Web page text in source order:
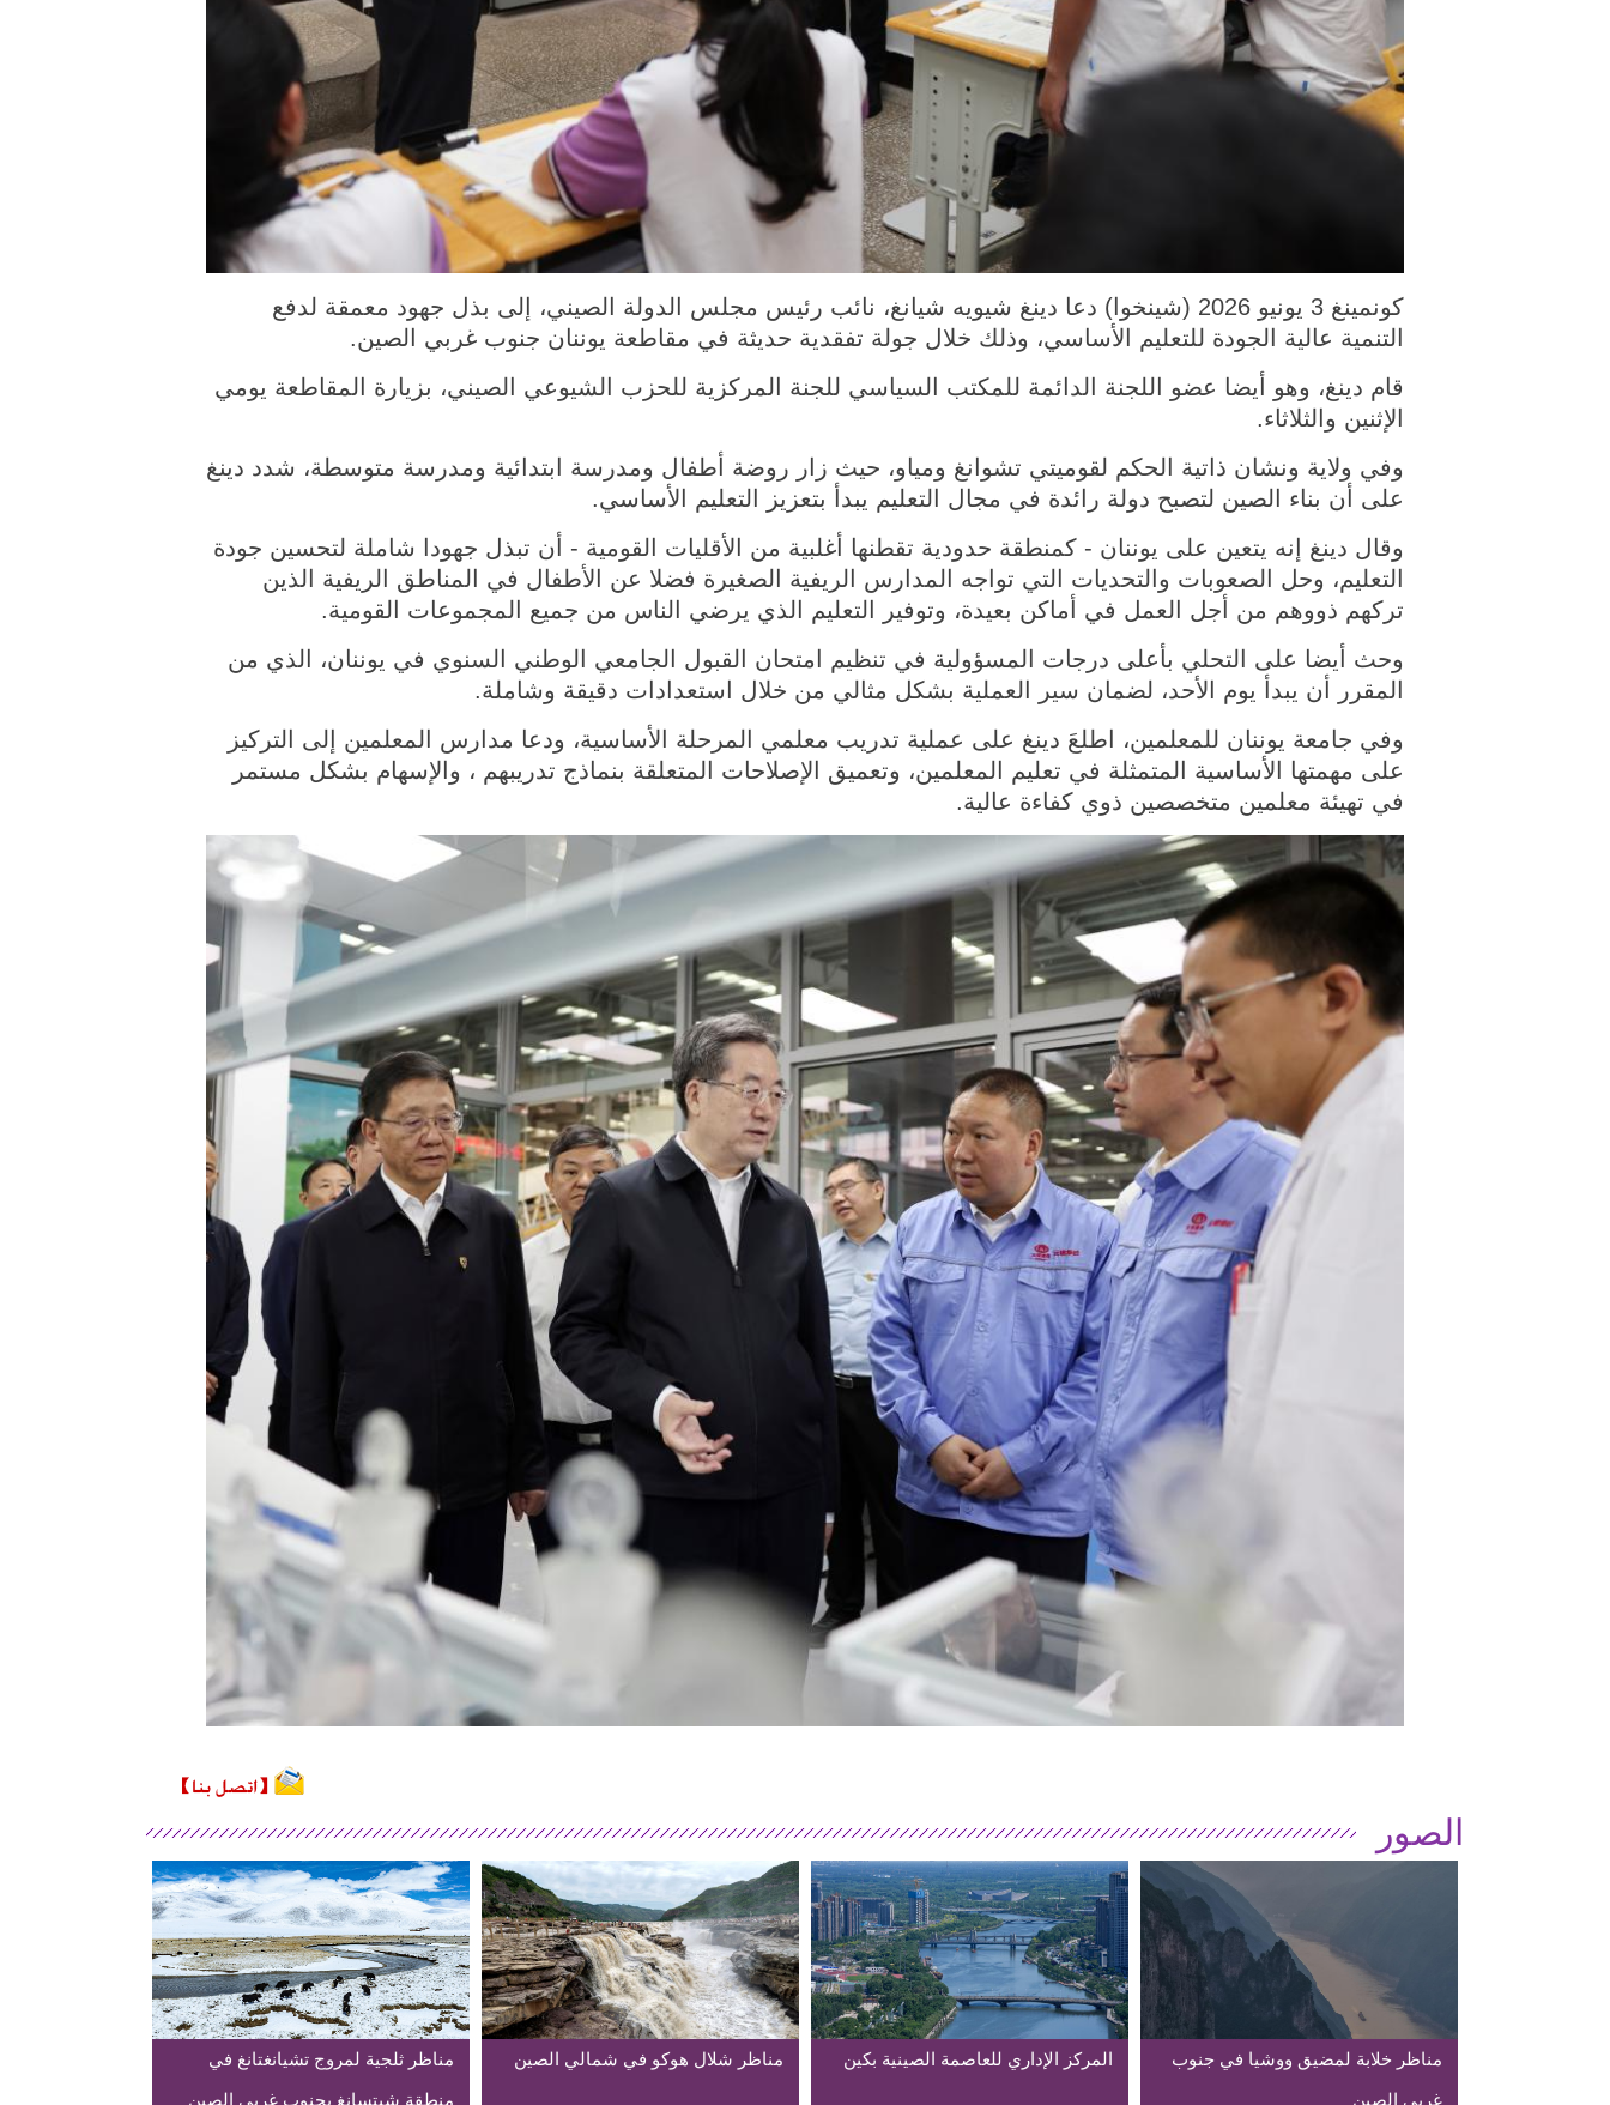
كونمينغ 3 يونيو 2026 (شينخوا) دعا دينغ شيويه شيانغ، نائب رئيس مجلس الدولة الصيني، إلى بذل جهود معمقة لدفع
التنمية عالية الجودة للتعليم الأساسي، وذلك خلال جولة تفقدية حديثة في مقاطعة يوننان جنوب غربي الصين.
قام دينغ، وهو أيضا عضو اللجنة الدائمة للمكتب السياسي للجنة المركزية للحزب الشيوعي الصيني، بزيارة المقاطعة يومي
الإثنين والثلاثاء.
وفي ولاية ونشان ذاتية الحكم لقوميتي تشوانغ ومياو، حيث زار روضة أطفال ومدرسة ابتدائية ومدرسة متوسطة، شدد دينغ
على أن بناء الصين لتصبح دولة رائدة في مجال التعليم يبدأ بتعزيز التعليم الأساسي.
وقال دينغ إنه يتعين على يوننان - كمنطقة حدودية تقطنها أغلبية من الأقليات القومية - أن تبذل جهودا شاملة لتحسين جودة
التعليم، وحل الصعوبات والتحديات التي تواجه المدارس الريفية الصغيرة فضلا عن الأطفال في المناطق الريفية الذين
تركهم ذووهم من أجل العمل في أماكن بعيدة، وتوفير التعليم الذي يرضي الناس من جميع المجموعات القومية.
وحث أيضا على التحلي بأعلى درجات المسؤولية في تنظيم امتحان القبول الجامعي الوطني السنوي في يوننان، الذي من
المقرر أن يبدأ يوم الأحد، لضمان سير العملية بشكل مثالي من خلال استعدادات دقيقة وشاملة.
وفي جامعة يوننان للمعلمين، اطلعَ دينغ على عملية تدريب معلمي المرحلة الأساسية، ودعا مدارس المعلمين إلى التركيز
على مهمتها الأساسية المتمثلة في تعليم المعلمين، وتعميق الإصلاحات المتعلقة بنماذج تدريبهم ، والإسهام بشكل مستمر
في تهيئة معلمين متخصصين ذوي كفاءة عالية.
الصور
مناظر خلابة لمضيق ووشيا في جنوب
غربي الصين
المركز الإداري للعاصمة الصينية بكين مناظر شلال هوكو في شمالي الصين
مناظر ثلجية لمروج تشيانغتانغ في
منطقة شيتسانغ بجنوب غربي الصين